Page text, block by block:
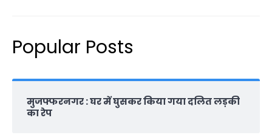
Popular Posts
मुजफ्फरनगर : घर में घुसकर किया गया दलित लड़की
का रेप